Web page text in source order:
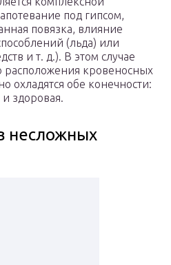
под гипсом,
повязка, влияние
(льда) или
и т. д.). В этом случае
расположения кровеносных
охладятся обе конечности:
здоровая.
несложных